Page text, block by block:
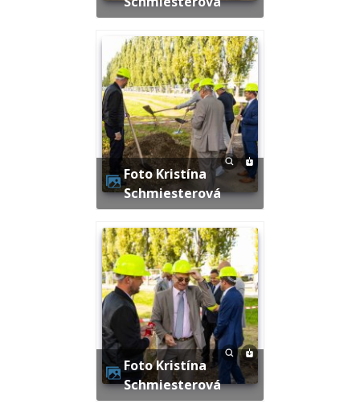
Foto Kristína
Schmiesterová
Foto Kristína
Schmiesterová